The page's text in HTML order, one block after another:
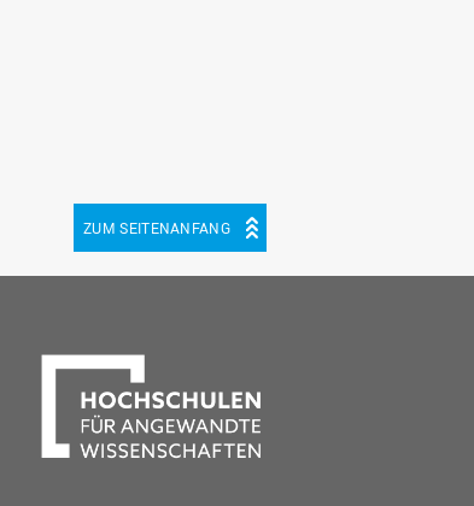
ZUM SEITENANFANG